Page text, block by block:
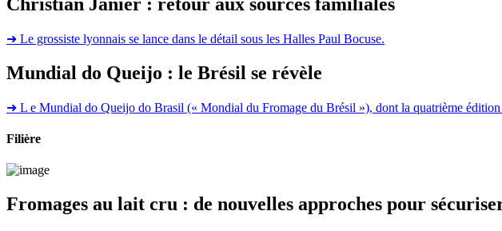
➜ Le grossiste lyonnais se lance dans le détail sous les Halles Paul Bocuse.
Mundial do Queijo : le Brésil se révèle
➜ L e Mundial do Queijo do Brasil (« Mondial du Fromage du Brésil »), dont la quatrième édition
Filière
Fromages au lait cru : de nouvelles approches pour